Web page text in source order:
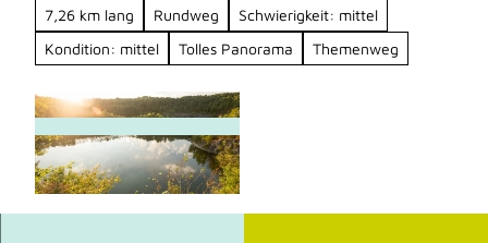
7,26 km lang Rundweg
Schwierigkeit: mittel
Kondition: mittel
Tolles Panorama Themenweg
© Dominik Ketz, Kreis Mettmann |